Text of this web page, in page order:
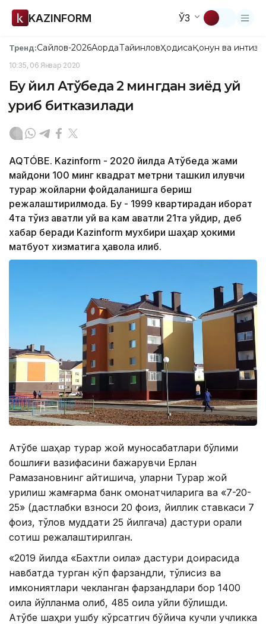
KAZINFORM ЎЗ
Тренд:Сайлов-2026АқордаТайинловҲодисаҚонун ва
10:35, 06 Январ 2020
Бу йил Ақтўбеда 2 мингдан зиёд уй
қуриб битказилади
AQTÓBE. Kazinform - 2020 йилда Ақтўбеда жами
майдони 100 минг квадрат метрни ташкил қилувчи
турар жойларни фойдаланишга бериш
режалаштирилмоқда. Бу - 1999 квартирадан иборат
4та тўққиз қаватли уй ва кам қаватли 21та уйдир, деб
хабар беради Kazinform мухбири шаҳар ҳокими
матбуот хизматига ҳавола қилиб.
Ақтўбе шаҳар турар жой муносабатлари бўлими
бошлиғи вазифасини бажарувчи Ерлан
Рамазановнинг айтишича, уларни Турар жой
қурилиш жамғарма банк омонатчиларига ва «7-20-
25» (дастлабки взноси 20 фоиз, йиллик ставкаси 7
фоиз, тўлов муддати 25 йилгача) дастури орқали
сотиш режалаштирилган.
«2019 йилда «Бахтли оила» дастури доирасида
навбатда турган кўп фарзандли, тўлиқсиз ва
имкониятлари чекланган фарзандлари бор 1400
оила йўлланма олиб, 485 оила уйли бўлишди.
Ақтўбе шаҳри ушбу кўрсатгич бўйича кучли учликка